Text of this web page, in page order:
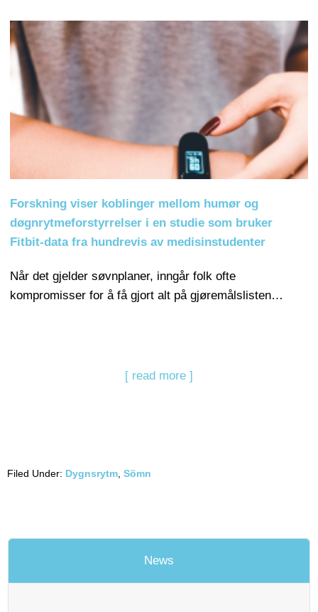
Forskning viser koblinger mellom humør og
døgnrytmeforstyrrelser i en studie som bruker
Fitbit-data fra hundrevis av medisinstudenter
Når det gjelder søvnplaner, inngår folk ofte
kompromisser for å få gjort alt på gjøremålslisten…
[ read more ]
Filed Under: Dygnsrytm Sömn
News